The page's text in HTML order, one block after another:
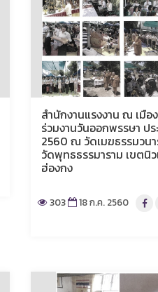
สำนักงานแรงงาน ณ เมือ
ร่วมงานวันออกพรรษา ปร
2560 ณ วัดเมฆธรรมวนา
วัดพุทธธรรมาราม เขตนิ
ฮ่องกง
303 18 ก.ค. 2560